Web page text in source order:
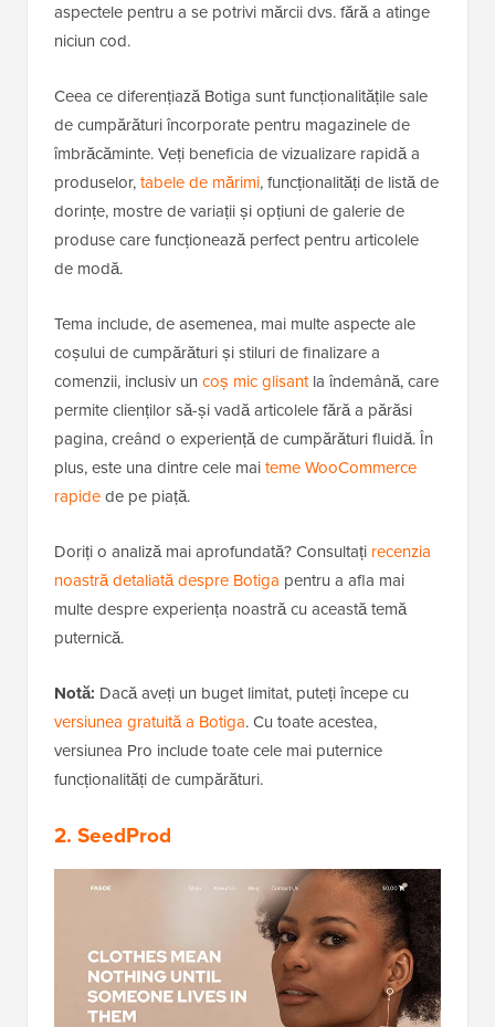
aspectele pentru a se potrivi mărcii dvs. fără a atinge
niciun cod.
Ceea ce diferențiază Botiga sunt funcționalitățile sale
de cumpărături încorporate pentru magazinele de
îmbrăcăminte. Veți beneficia de vizualizare rapidă a
produselor,tabele de mărimi, funcționalități de listă de
dorințe, mostre de variații și opțiuni de galerie de
produse care funcționează perfect pentru articolele
de modă.
Tema include, de asemenea, mai multe aspecte ale
coșului de cumpărături și stiluri de finalizare a
comenzii, inclusiv un coș mic glisantla îndemână, care
permite clienților să-și vadă articolele fără a părăsi
pagina, creând o experiență de cumpărături fluidă. În
plus, este una dintre cele maiteme WooCommerce
rapidede pe piață.
Doriți o analiză mai aprofundată? Consultați recenzia
noastră detaliată despre Botiga pentru a afla mai
multe despre experiența noastră cu această temă
puternică.
Notă: Dacă aveți un buget limitat, puteți începe cu
versiunea gratuită a Botiga. Cu toate acestea,
versiunea Pro include toate cele mai puternice
funcționalități de cumpărături.
2. SeedProd